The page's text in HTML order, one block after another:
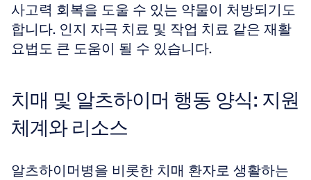
사고력 회복을 도울 수 있는 약물이 처방되기도
합니다. 인지 자극 치료 및 작업 치료 같은 재활
요법도 큰 도움이 될 수 있습니다.
치매 및 알츠하이머 행동 양식: 지원
체계와 리소스
알츠하이머병을 비롯한 치매 환자로 생활하는